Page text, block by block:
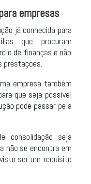
empresas
já conhecida para
que procuram
de finanças e não
prestações.
empresa também
que seja possível
pode passar pela
consolidação seja
não se encontra em
ser um requisito